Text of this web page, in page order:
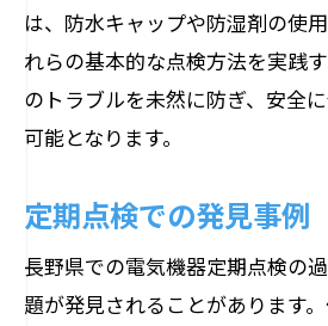
は、防水キャップや防湿剤の使
れらの基本的な点検方法を実践
のトラブルを未然に防ぎ、安全
可能となります。
定期点検での発見事例
長野県での電気機器定期点検の
題が発見されることがあります